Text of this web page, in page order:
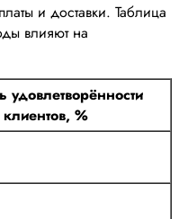
и доставки. Таблица
влияют на
удовлетворённости
клиентов, %